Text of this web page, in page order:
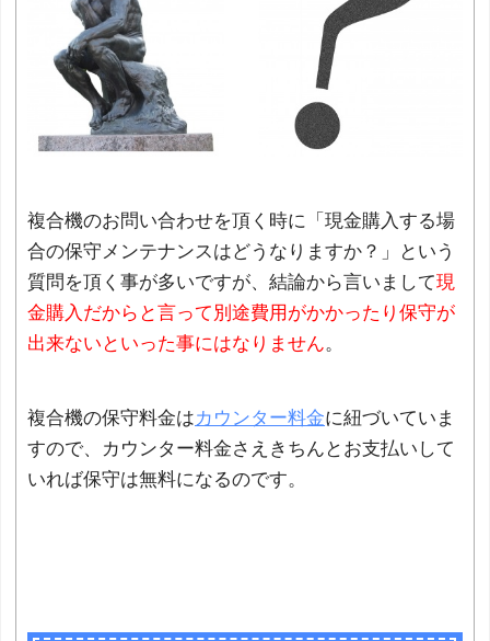
複合機のお問い合わせを頂く時に「現金購入する場
合の保守メンテナンスはどうなりますか？」という
質問を頂く事が多いですが、結論から言いまして現
金購入だからと言って別途費用がかかったり保守が
出来ないといった事にはなりません。
複合機の保守料金はカウンター料金に紐づいていま
すので、カウンター料金さえきちんとお支払いして
いれば保守は無料になるのです。